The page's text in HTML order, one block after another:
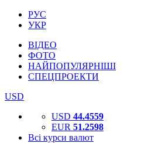
РУС
УКР
ВІДЕО
ФОТО
НАЙПОПУЛЯРНІШІ
СПЕЦПРОЕКТИ
USD
USD 44.4559
EUR 51.2598
Всі курси валют